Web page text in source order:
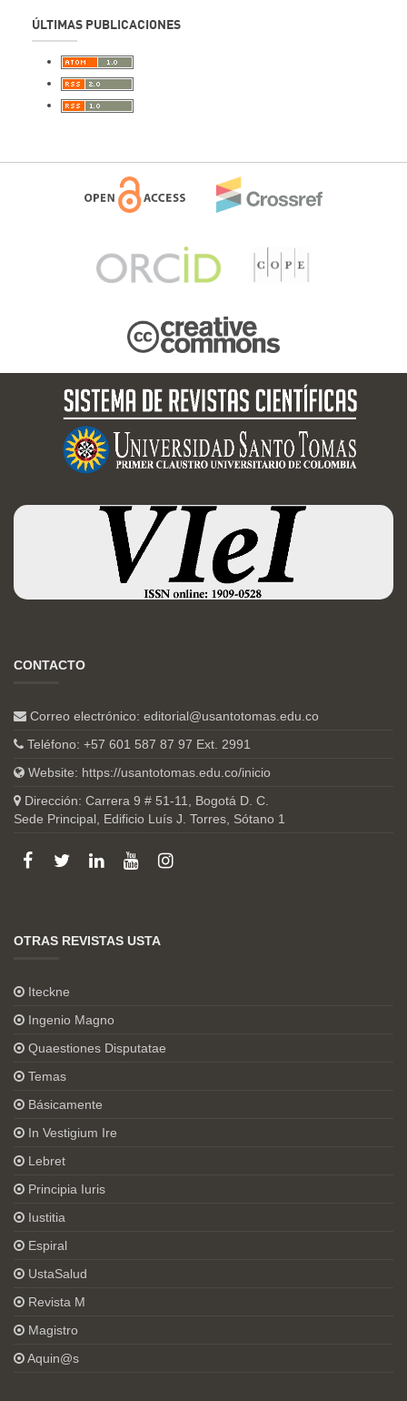
ÚLTIMAS PUBLICACIONES
CONTACTO
Correo electrónico: editorial@usantotomas.edu.co
Teléfono: +57 601 587 87 97 Ext. 2991
Website: https://usantotomas.edu.co/inicio
Dirección: Carrera 9 # 51-11, Bogotá D. C.
Sede Principal, Edificio Luís J. Torres, Sótano 1
OTRAS REVISTAS USTA
Iteckne
Ingenio Magno
Quaestiones Disputatae
Temas
Básicamente
In Vestigium Ire
Lebret
Principia Iuris
Iustitia
Espiral
UstaSalud
Revista M
Magistro
Aquin@s